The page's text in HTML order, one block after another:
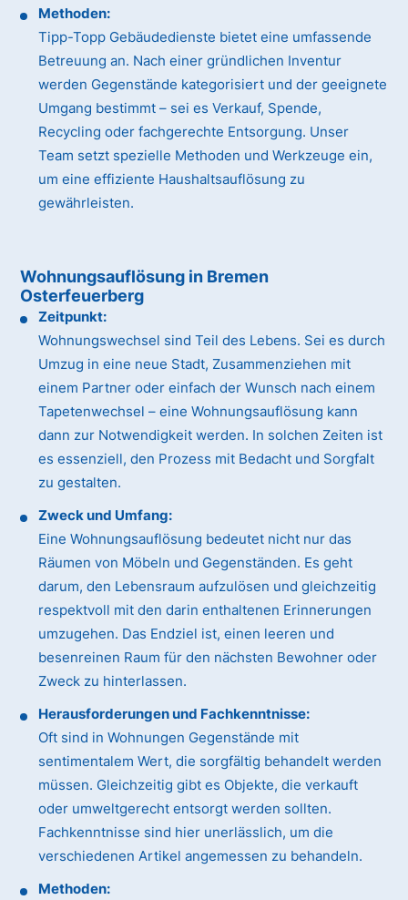
Methoden:
Tipp-Topp Gebäudedienste bietet eine umfassende
Betreuung an. Nach einer gründlichen Inventur
werden Gegenstände kategorisiert und der geeignete
Umgang bestimmt – sei es Verkauf, Spende,
Recycling oder fachgerechte Entsorgung. Unser
Team setzt spezielle Methoden und Werkzeuge ein,
um eine effiziente Haushaltsauflösung zu
gewährleisten.
Wohnungsauflösung in Bremen
Osterfeuerberg
Zeitpunkt:
Wohnungswechsel sind Teil des Lebens. Sei es durch
Umzug in eine neue Stadt, Zusammenziehen mit
einem Partner oder einfach der Wunsch nach einem
Tapetenwechsel – eine Wohnungsauflösung kann
dann zur Notwendigkeit werden. In solchen Zeiten ist
es essenziell, den Prozess mit Bedacht und Sorgfalt
zu gestalten.
Zweck und Umfang:
Eine Wohnungsauflösung bedeutet nicht nur das
Räumen von Möbeln und Gegenständen. Es geht
darum, den Lebensraum aufzulösen und gleichzeitig
respektvoll mit den darin enthaltenen Erinnerungen
umzugehen. Das Endziel ist, einen leeren und
besenreinen Raum für den nächsten Bewohner oder
Zweck zu hinterlassen.
Herausforderungen und Fachkenntnisse:
Oft sind in Wohnungen Gegenstände mit
sentimentalem Wert, die sorgfältig behandelt werden
müssen. Gleichzeitig gibt es Objekte, die verkauft
oder umweltgerecht entsorgt werden sollten.
Fachkenntnisse sind hier unerlässlich, um die
verschiedenen Artikel angemessen zu behandeln.
Methoden: